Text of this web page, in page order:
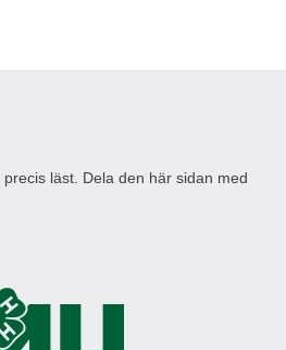
läst. Dela den här sidan med